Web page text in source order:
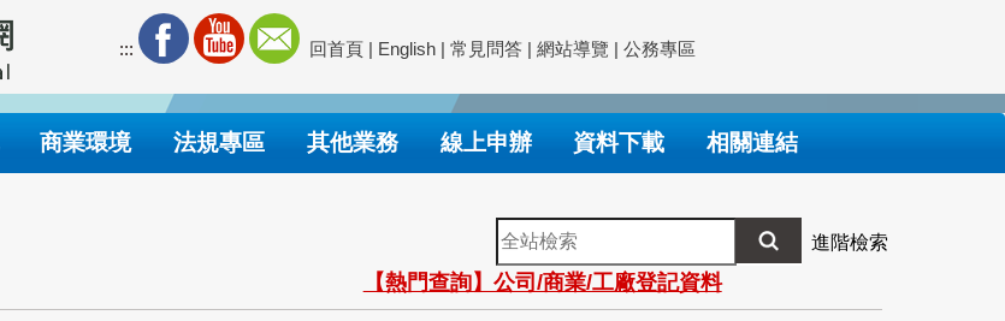
::: 回首頁 | English | 常見問答 | 網站導覽 | 公務專區
商業環境 法規專區 其他業務 線上申辦 資料下載 相關連結
全
站
檢
索
進階檢索
【熱門查詢】公司/商業/工廠登記資料